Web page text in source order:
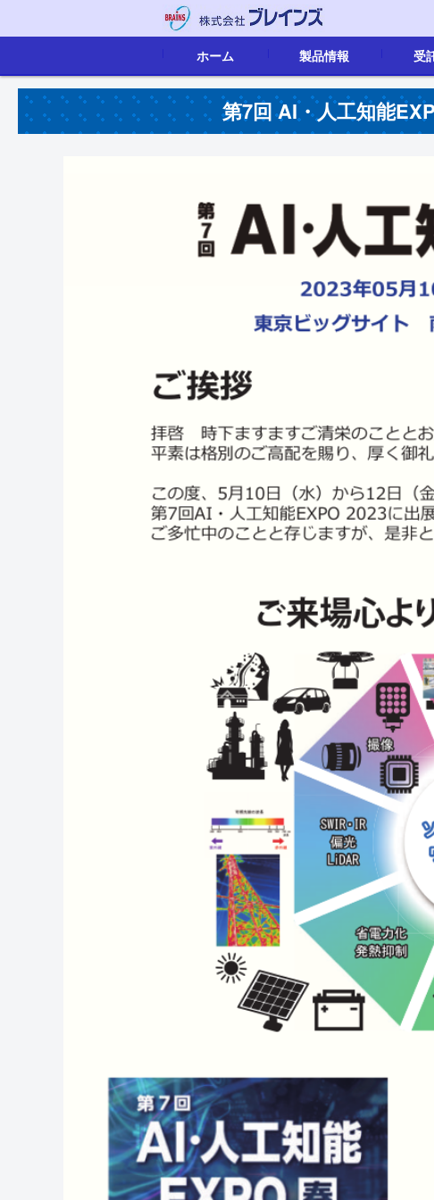
ホーム 製品情報
映像音声配信
画像認識
IoTソリューション
組込ボード
カタログ
受
画像
第7回 AI・人工知能